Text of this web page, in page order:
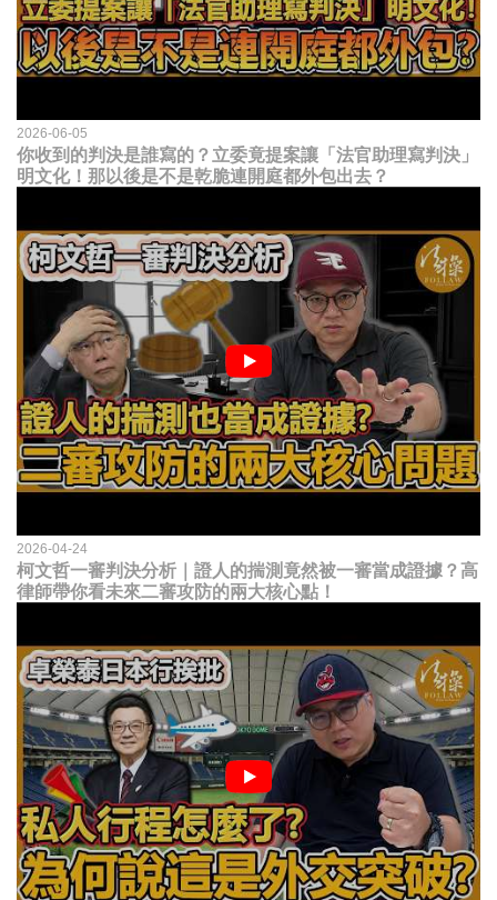
2026-06-05
你收到的判決是誰寫的？立委竟提案讓「法官助理寫判決」
明文化！那以後是不是乾脆連開庭都外包出去？
2026-04-24
柯文哲一審判決分析｜證人的揣測竟然被一審當成證據？高
律師帶你看未來二審攻防的兩大核心點！